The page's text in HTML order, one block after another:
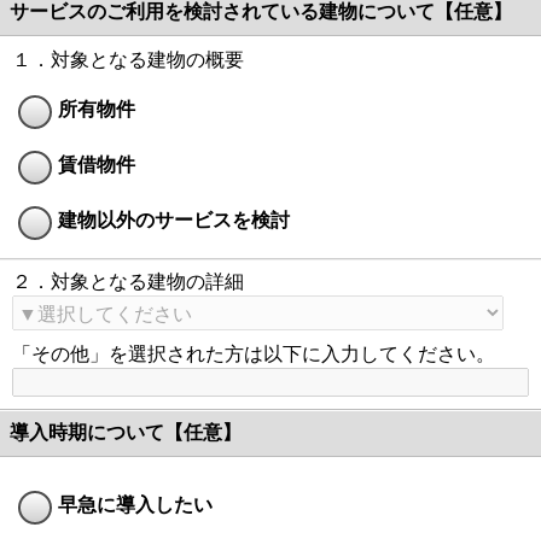
サービスのご利用を検討されている建物について【任意】
１．対象となる建物の概要
所有物件
賃借物件
建物以外のサービスを検討
２．対象となる建物の詳細
「その他」を選択された方は以下に入力してください。
導入時期について【任意】
早急に導入したい